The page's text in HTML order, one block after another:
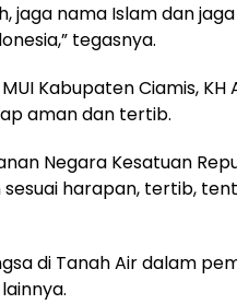
jaga nama Islam dan
tegasnya.
Kabupaten Ciamis, KH
aman dan tertib.
Negara Kesatuan
harapan, tertib,
di Tanah Air dalam